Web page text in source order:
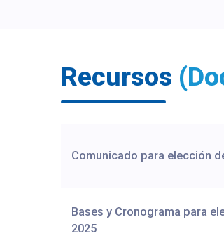
Recursos
Comunicado para elección
Bases y Cronograma para
2025